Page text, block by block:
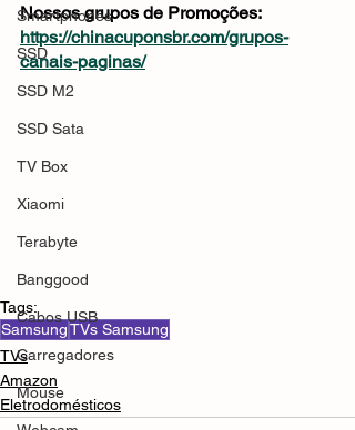
Smartphones
SSD
SSD M2
SSD Sata
TV Box
Xiaomi
Terabyte
Banggood
Cabos USB
Carregadores
Mouse
Nossos grupos de Promoções:
https://chinacuponsbr.com/grupos-
canais-paginas/
Tags:
SamsungTVs Samsung
TVs
Amazon
Eletrodomésticos